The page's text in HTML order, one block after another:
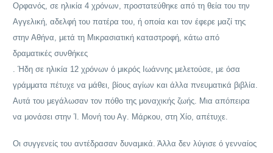
Ορφανός, σε ηλικία 4 χρόνων, προστατεύθηκε από τη θεία του την
Αγγελική, αδελφή του πατέρα του, ή οποία και τον έφερε μαζί της
στην Αθήνα, μετά τη Μικρασιατική καταστροφή, κάτω από
δραματικές συνθήκες
. Ήδη σε ηλικία 12 χρόνων ό μικρός Ιωάννης μελετούσε, με όσα
γράμματα πέτυχε να μάθει, βίους αγίων και άλλα πνευματικά βιβλία.
Αυτά του μεγάλωσαν τον πόθο της μοναχικής ζωής. Μια απόπειρα
να μονάσει στην Ί. Μονή του Αγ. Μάρκου, στη Χίο, απέτυχε.
Οι συγγενείς του αντέδρασαν δυναμικά. Άλλα δεν λύγισε ό γενναίος